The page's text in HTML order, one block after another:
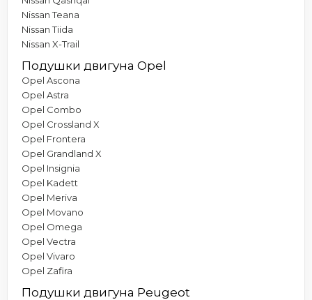
Nissan Teana
Nissan Tiida
Nissan X-Trail
Подушки двигуна Opel
Opel Ascona
Opel Astra
Opel Combo
Opel Crossland X
Opel Frontera
Opel Grandland X
Opel Insignia
Opel Kadett
Opel Meriva
Opel Movano
Opel Omega
Opel Vectra
Opel Vivaro
Opel Zafira
Подушки двигуна Peugeot